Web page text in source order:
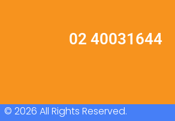
02 40031644
© 2026 All Rights Reserved.